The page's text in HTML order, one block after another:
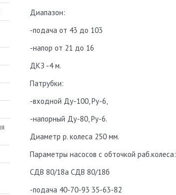
Диапазон:
-подача от 43 до 103
-напор от 21 до 16
ДКЗ -4 м.
Патрубки:
-входной Ду-100, Ру-6,
-напорный Ду-80, Ру-6.
Диаметр р. колеса 250 мм.
Параметры насосов с обточкой раб.колеса:
СДВ 80/18а СДВ 80/18б
-подача 40-70-93 35-63-82